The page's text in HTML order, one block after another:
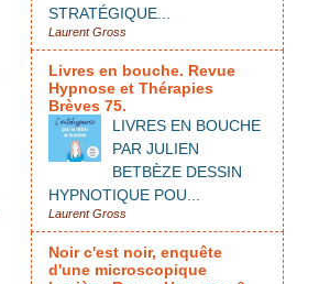
STRATÉGIQUE...
Laurent Gross
Livres en bouche. Revue
Hypnose et Thérapies
Brèves 75.
LIVRES EN BOUCHE
PAR JULIEN
BETBÈZE DESSIN
HYPNOTIQUE POU...
Laurent Gross
Noir c'est noir, enquête
d'une microscopique